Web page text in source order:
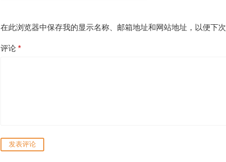
在此浏览器中保存我的显示名称、邮箱地址和网站地址，以便下次
评论 *